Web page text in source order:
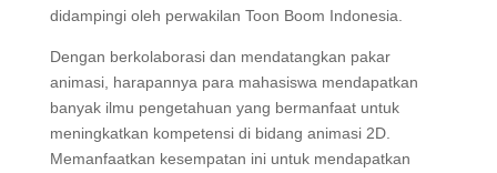
didampingi oleh perwakilan Toon Boom Indonesia.
Dengan berkolaborasi dan mendatangkan pakar
animasi, harapannya para mahasiswa mendapatkan
banyak ilmu pengetahuan yang bermanfaat untuk
meningkatkan kompetensi di bidang animasi 2D.
Memanfaatkan kesempatan ini untuk mendapatkan